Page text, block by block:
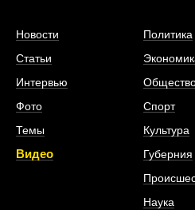
Новости
Статьи
Интервью
Фото
Темы
Видео
Политика
Спорт
Культура
Губерния
Наука